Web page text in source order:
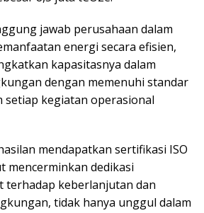
jawab perusahaan dalam
energi secara efisien,
kapasitasnya dalam
dengan memenuhi standar
setiap kegiatan operasional
mendapatkan sertifikasi ISO
mencerminkan dedikasi
terhadap keberlanjutan dan
tidak hanya unggul dalam